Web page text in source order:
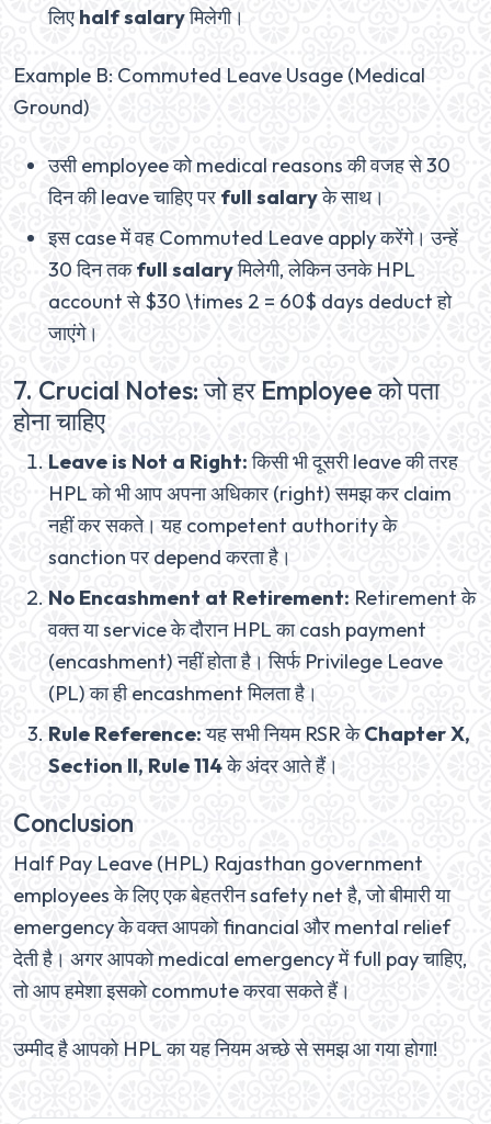
लिए half salaryमिलेगी।
Example B: Commuted Leave Usage (Medical
Ground)
उसी employee को medical reasons की वजह से 30
दिन की leave चाहिए पर full salaryके साथ।
इस case में वह Commuted Leave apply करेंगे। उन्हें
30 दिन तकfull salaryमिलेगी, लेकिन उनके HPL
account से $30 \times 2 = 60$ days deduct हो
जाएंगे।
7. Crucial Notes: जो हर Employee को पता
होना चाहिए
Leave is Not a Right:किसी भी दूसरी leave की तरह
HPL को भी आप अपना अधिकार (right) समझ कर claim
नहीं कर सकते। यह competent authority के
sanction पर depend करता है।
No Encashment at Retirement: Retirement के
वक्त या service के दौरान HPL का cash payment
(encashment) नहीं होता है। सिर्फ Privilege Leave
(PL) का ही encashment मिलता है।
Rule Reference:यह सभी नियम RSR केChapter X,
Section II, Rule 114के अंदर आते हैं।
Conclusion
Half Pay Leave (HPL) Rajasthan government
employees के लिए एक बेहतरीन safety net है, जो बीमारी या
emergency के वक्त आपको financial और mental relief
देती है। अगर आपको medical emergency में full pay चाहिए,
तो आप हमेशा इसको commute करवा सकते हैं।
उम्मीद है आपको HPL का यह नियम अच्छे से समझ आ गया होगा!